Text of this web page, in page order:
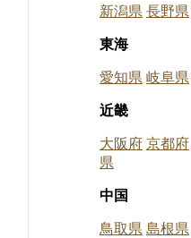
新潟県 長野県
東海
愛知県 岐阜県
近畿
大阪府 京都府
県
中国
鳥取県 島根県